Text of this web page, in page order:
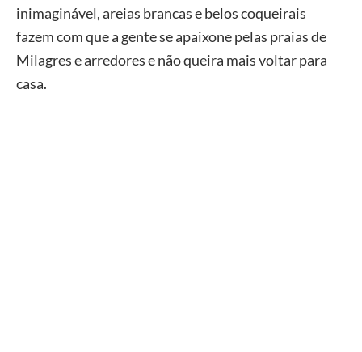
inimaginável, areias brancas e belos coqueirais
fazem com que a gente se apaixone pelas praias de
Milagres e arredores e não queira mais voltar para
casa.